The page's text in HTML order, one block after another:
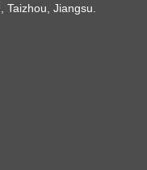
Jiangsu.